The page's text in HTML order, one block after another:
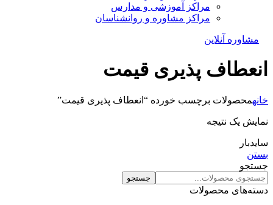
مراکز آموزشی و مدارس
مراکز مشاوره و روانشناسان
مشاوره آنلاین
انعطاف پذیری قیمت
خانهمحصولات برچسب خورده “انعطاف پذیری قیمت”
نمایش یک نتیجه
سایدبار
بستن
جستجو
جستجو
دسته‌های محصولات